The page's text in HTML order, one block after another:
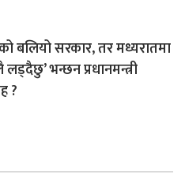
बलियो सरकार, तर मध्यरातमा
भन्छन प्रधानमन्त्री
?